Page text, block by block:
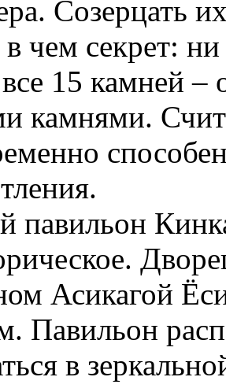
Созерцать
чем секрет:
15 камней –
камнями.
павильон
Асикагой
Павильон
в